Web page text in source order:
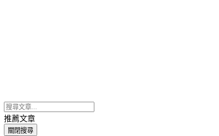
推薦文章
關閉搜尋